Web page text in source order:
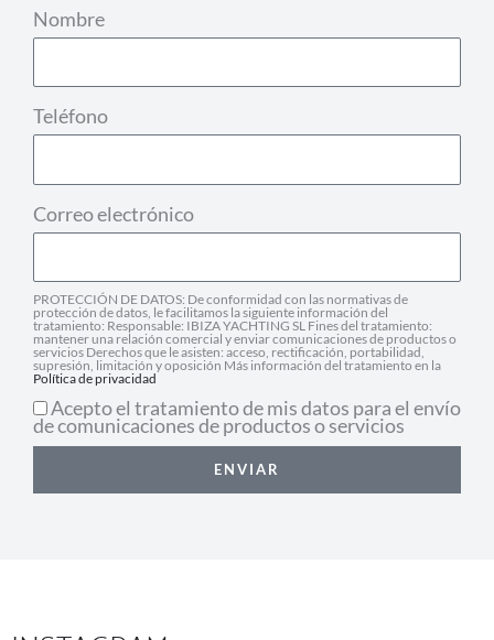
Nombre
Teléfono
Correo electrónico
PROTECCIÓN DE DATOS: De conformidad con las normativas de
protección de datos, le facilitamos la siguiente información del
tratamiento: Responsable: IBIZA YACHTING SL Fines del tratamiento:
mantener una relación comercial y enviar comunicaciones de productos o
servicios Derechos que le asisten: acceso, rectificación, portabilidad,
supresión, limitación y oposición Más información del tratamiento en la
Política de privacidad
Acepto el tratamiento de mis datos para el envío
de comunicaciones de productos o servicios
ENVIAR